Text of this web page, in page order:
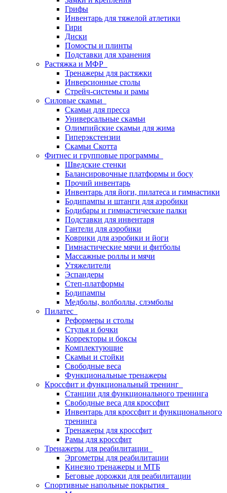
Грифы
Инвентарь для тяжелой атлетики
Гири
Диски
Помосты и плинты
Подставки для хранения
Растяжка и МФР
Тренажеры для растяжки
Инверсионные столы
Стрейч-системы и рамы
Силовые скамьи
Скамьи для пресса
Универсальные скамьи
Олимпийские скамьи для жима
Гиперэкстензии
Скамьи Скотта
Фитнес и групповые программы
Шведские стенки
Балансировочные платформы и босу
Прочий инвентарь
Инвентарь для йоги, пилатеса и гимнастики
Бодипампы и штанги для аэробики
Бодибары и гимнастические палки
Подставки для инвентаря
Гантели для аэробики
Коврики для аэробики и йоги
Гимнастические мячи и фитболы
Массажные роллы и мячи
Утяжелители
Эспандеры
Степ-платформы
Бодипампы
Медболы, волболлы, слэмболы
Пилатес
Реформеры и столы
Стулья и бочки
Корректоры и боксы
Комплектующие
Скамьи и стойки
Свободные веса
Функциональные тренажеры
Кроссфит и функциональный тренинг
Станции для функционального тренинга
Свободные веса для кроссфит
Инвентарь для кроссфит и функционального
тренинга
Тренажеры для кроссфит
Рамы для кроссфит
Тренажеры для реабилитации
Эргометры для реабилитации
Кинезио тренажеры и МТБ
Беговые дорожки для реабилитации
Спортивные напольные покрытия